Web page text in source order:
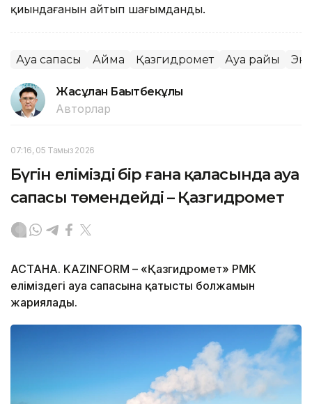
қиындағанын айтып шағымданды.
Ауа сапасы Аймақ Қазгидромет Ауа райы
Жасұлан Бақытбекұлы
Авторлар
07:16, 05 Тамыз 2026
Бүгін еліміздің бір ғана қаласында ауа
сапасы төмендейді – Қазгидромет
АСТАНА. KAZINFORM – «Қазгидромет» РМК
еліміздегі ауа сапасына қатысты болжамын
жариялады.